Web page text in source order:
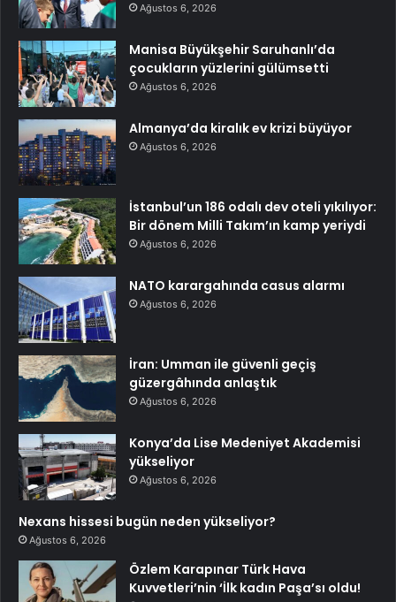
Ağustos 6, 2026
Manisa Büyükşehir Saruhanlı’da
çocukların yüzlerini gülümsetti
Ağustos 6, 2026
Almanya’da kiralık ev krizi büyüyor
Ağustos 6, 2026
İstanbul’un 186 odalı dev oteli yıkılıyor:
Bir dönem Milli Takım’ın kamp yeriydi
Ağustos 6, 2026
NATO karargahında casus alarmı
Ağustos 6, 2026
İran: Umman ile güvenli geçiş
güzergâhında anlaştık
Ağustos 6, 2026
Konya’da Lise Medeniyet Akademisi
yükseliyor
Ağustos 6, 2026
Nexans hissesi bugün neden yükseliyor?
Ağustos 6, 2026
Özlem Karapınar Türk Hava
Kuvvetleri’nin ‘İlk kadın Paşa’sı oldu!